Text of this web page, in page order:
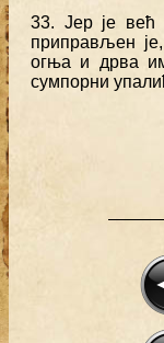
33. Јер је
приправљен
огња и дрва
сумпорни